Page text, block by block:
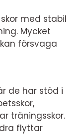
med stabil
Mycket
försvaga
de har stöd i
träningsskor.
flyttar